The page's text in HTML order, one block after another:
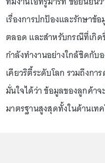
เรื่องการปกป้องและรักษาข้
ตลอด และสำหรับกรณีที่เกิ
กำลังทำงานอย่างใกล้ชิดกับ
เคียวริตี้ระดับโลก รวมถึงกา
มั่นใจได้ว่า ข้อมูลของลูกค้า
มาตรฐานสูงสุดทั้งในด้านเท